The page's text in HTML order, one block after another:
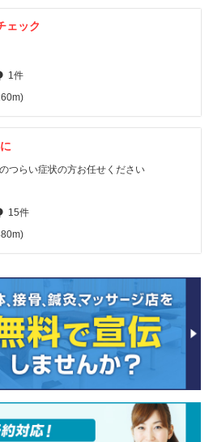
ェック
1件
つらい症状の方お任せください
15件